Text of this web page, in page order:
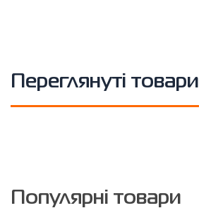
Переглянуті товари
Популярні товари